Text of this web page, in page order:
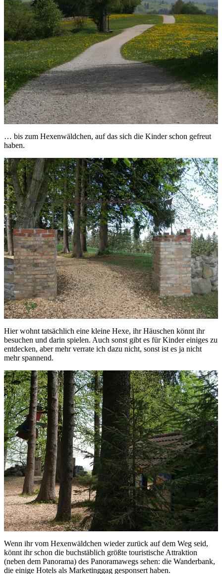
… bis zum Hexenwäldchen, auf das sich die Kinder schon gefreut
haben.
Hier wohnt tatsächlich eine kleine Hexe, ihr Häuschen könnt ihr
besuchen und darin spielen. Auch sonst gibt es für Kinder einiges zu
entdecken, aber mehr verrate ich dazu nicht, sonst ist es ja nicht
mehr spannend.
Wenn ihr vom Hexenwäldchen wieder zurück auf dem Weg seid,
könnt ihr schon die buchstäblich größte touristische Attraktion
(neben dem Panorama) des Panoramawegs sehen: die Wanderbank,
die einige Hotels als Marketinggag gesponsert haben.